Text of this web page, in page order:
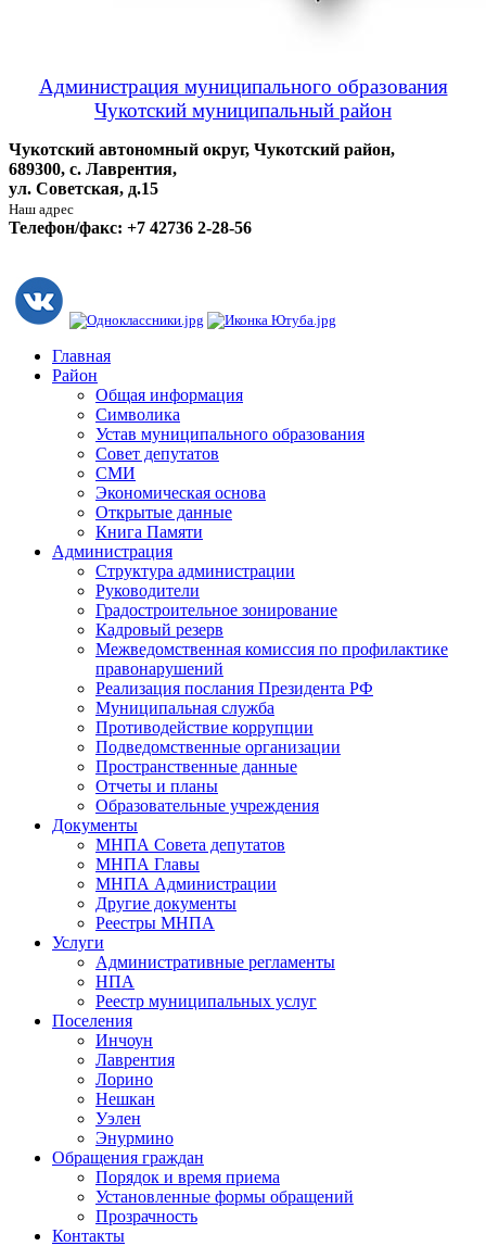
Администрация муниципального образования
Чукотский муниципальный район
Чукотский автономный округ, Чукотский район,
689300, с. Лаврентия,
ул. Советская, д.15
Наш адрес
Телефон/факс: +7 42736 2-28-56
Главная
Район
Общая информация
Символика
Устав муниципального образования
Совет депутатов
СМИ
Экономическая основа
Открытые данные
Книга Памяти
Администрация
Структура администрации
Руководители
Градостроительное зонирование
Кадровый резерв
Межведомственная комиссия по профилактике
правонарушений
Реализация послания Президента РФ
Муниципальная служба
Противодействие коррупции
Подведомственные организации
Пространственные данные
Отчеты и планы
Образовательные учреждения
Документы
МНПА Совета депутатов
МНПА Главы
МНПА Администрации
Другие документы
Реестры МНПА
Услуги
Административные регламенты
НПА
Реестр муниципальных услуг
Поселения
Инчоун
Лаврентия
Лорино
Нешкан
Уэлен
Энурмино
Обращения граждан
Порядок и время приема
Установленные формы обращений
Прозрачность
Контакты